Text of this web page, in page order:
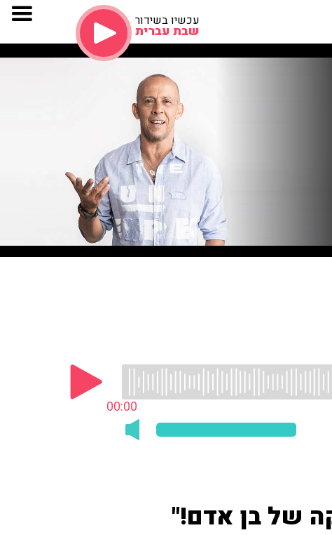
עכשיו בשידור
שבת עברית
00:00
של בן אדם!"